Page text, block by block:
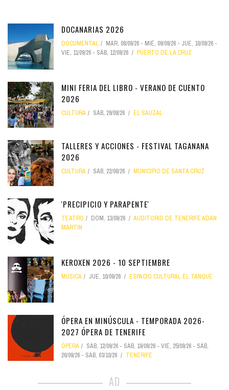
DOCANARIAS 2026
DOCUMENTAL MAR, 08/09/26 - MIÉ, 09/09/26 - JUE, 10/09/26 -
VIE, 11/09/26 - SÁB, 12/09/26 PUERTO DE LA CRUZ
MINI FERIA DEL LIBRO - VERANO DE CUENTO
2026
CULTURA SÁB, 29/08/26 EL SAUZAL
TALLERES Y ACCIONES - FESTIVAL TAGANANA
2026
CULTURA SÁB, 22/08/26 MUNICIPIO DE SANTA CRUZ
'PRECIPICIO Y PARAPENTE'
TEATRO DOM, 13/09/26
AUDITORIO DE TENERIFE ADÁN
MARTÍN
KEROXEN 2026 - 10 SEPTIEMBRE
MÚSICA JUE, 10/09/26 ESPACIO CULTURAL EL TANQUE
ÓPERA EN MINÚSCULA - TEMPORADA 2026-
2027 ÓPERA DE TENERIFE
ÓPERA SÁB, 12/09/26 - SÁB, 19/09/26 - VIE, 25/09/26 - SÁB,
26/09/26 - SÁB, 03/10/26 TENERIFE
AD